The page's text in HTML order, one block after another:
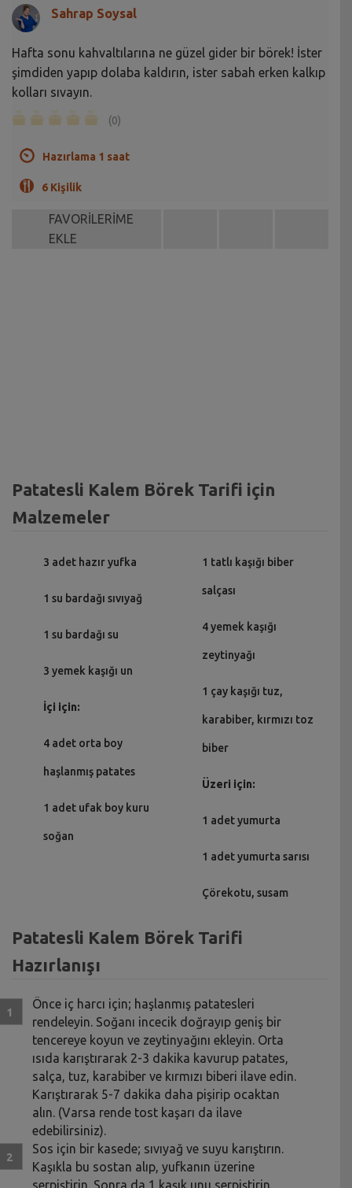
Sahrap Soysal
Hafta sonu kahvaltılarına ne güzel gider bir börek! İster
şimdiden yapıp dolaba kaldırın, ister sabah erken kalkıp
kolları sıvayın.
(0)
Hazırlama 1 saat
6 Kişilik
FAVORİLERİME
EKLE
Patatesli Kalem Börek Tarifi için
Malzemeler
3 adet hazır yufka
1 su bardağı sıvıyağ
1 su bardağı su
3 yemek kaşığı un
İçi için:
4 adet orta boy
haşlanmış patates
1 adet ufak boy kuru
soğan
1 tatlı kaşığı biber
salçası
4 yemek kaşığı
zeytinyağı
1 çay kaşığı tuz,
karabiber, kırmızı toz
biber
Üzeri için:
1 adet yumurta
1 adet yumurta sarısı
Çörekotu, susam
Patatesli Kalem Börek Tarifi
Hazırlanışı
Önce iç harcı için; haşlanmış patatesleri
rendeleyin. Soğanı incecik doğrayıp geniş bir
tencereye koyun ve zeytinyağını ekleyin. Orta
ısıda karıştırarak 2-3 dakika kavurup patates,
salça, tuz, karabiber ve kırmızı biberi ilave edin.
Karıştırarak 5-7 dakika daha pişirip ocaktan
alın. (Varsa rende tost kaşarı da ilave
edebilirsiniz).
Sos için bir kasede; sıvıyağ ve suyu karıştırın.
Kaşıkla bu sostan alıp, yufkanın üzerine
serpiştirin. Sonra da 1 kaşık unu serpiştirin.